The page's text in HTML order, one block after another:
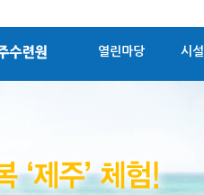
열린마당 시